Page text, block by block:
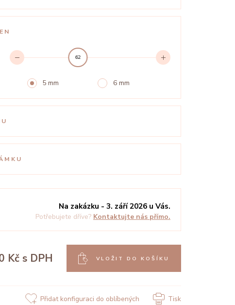
62
5 mm 6 mm
Na zakázku - 3. září 2026 u Vás.
Potřebujete dříve? Kontaktujte nás přímo.
Kč s DPH VLOŽIT DO KOŠÍKU
Přidat konfiguraci do oblíbených Tisk